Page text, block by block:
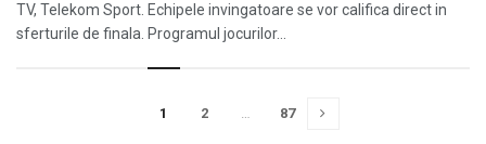
TV, Telekom Sport. Echipele invingatoare se vor califica direct in
sferturile de finala. Programul jocurilor...
1 2 … 87